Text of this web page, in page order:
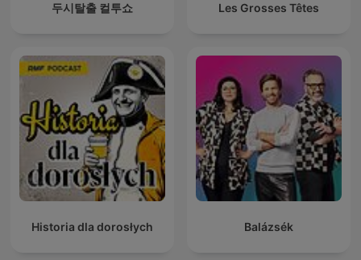
두시탈출 컬투쇼 Les Grosses Têtes
Historia dla dorosłych Balázsék